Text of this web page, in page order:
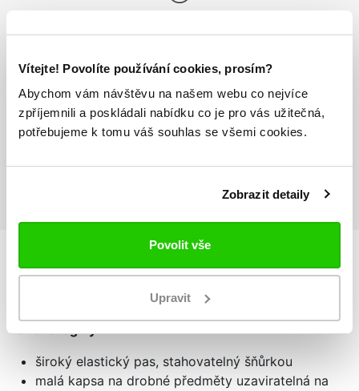
Vítejte! Povolíte používání cookies, prosím?
Abychom vám návštěvu na našem webu co nejvíce
zpříjemnili a poskládali nabídku co je pro vás užitečná,
potřebujeme k tomu váš souhlas se všemi cookies.
Zobrazit detaily
Povolit vše
Upravit
Doprava nad 1000 Kč
ZDARMA
Vrácení zboží
Pánské legíny LIVERI
široký elastický pas, stahovatelný šňůrkou
malá kapsa na drobné předměty uzaviratelná na